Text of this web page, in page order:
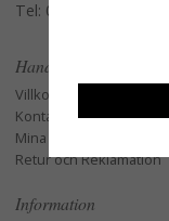
Tel: 079-3495968
Handla
Villkor
Kontakta oss
Mina favoriter
Retur och Reklamation
Information